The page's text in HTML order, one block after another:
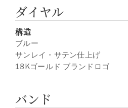
ダイヤル
構造
ブルー
サンレイ・サテン仕上げ
18Kゴールド ブランドロゴ
バンド